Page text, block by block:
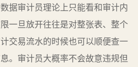
据审计员理论上只能看和审计内
一旦放开往往是对整张表、整个
交易流水的时候也可以顺便查一
。审计员大概率不会故意违规但